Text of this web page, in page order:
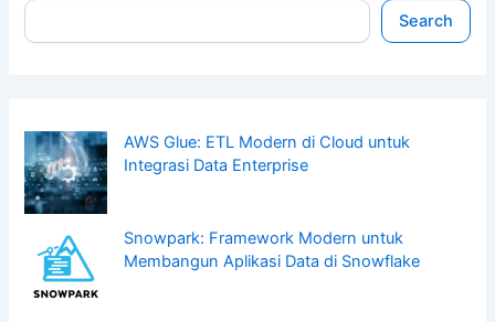
Search
AWS Glue: ETL Modern di Cloud untuk
Integrasi Data Enterprise
Snowpark: Framework Modern untuk
Membangun Aplikasi Data di Snowflake